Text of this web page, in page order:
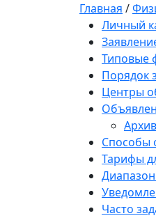
Главная /
Личный
Типовые
Порядок
Центры
Способы
Тарифы
Часто